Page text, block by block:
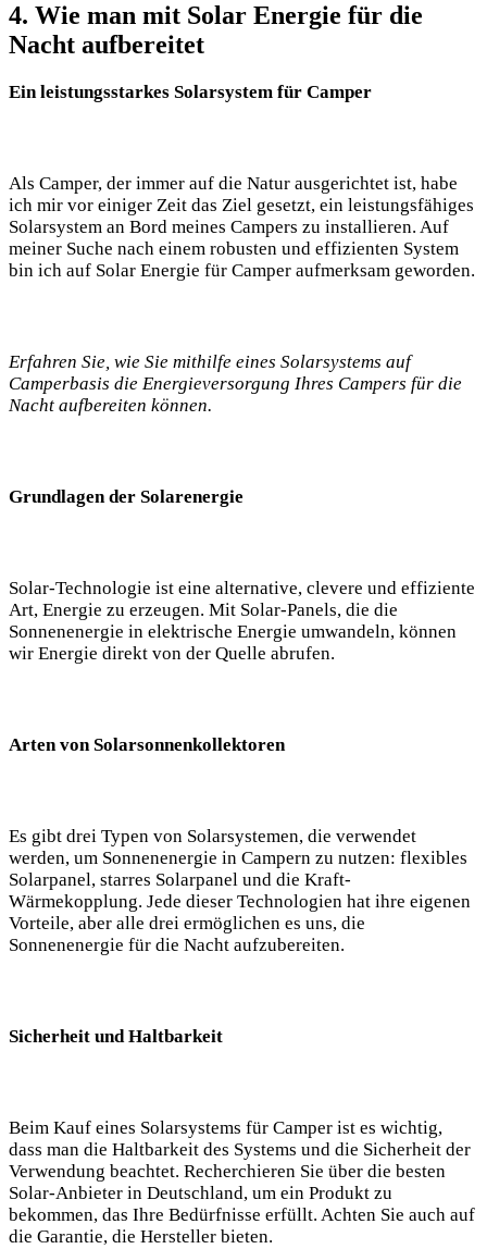
4. Wie man mit Solar Energie⁤ für ‌die
Nacht aufbereitet
Ein⁤ leistungsstarkes⁣ Solarsystem‍ für Camper
Als Camper, der immer ‌auf ⁣die Natur ausgerichtet​ ist, habe
‌ich mir ⁤vor​ einiger ​Zeit das Ziel ⁤gesetzt,⁣ ein leistungsfähiges
Solarsystem an Bord‌ meines ⁤Campers zu ⁤installieren. Auf
meiner Suche⁤ nach⁢ einem ⁤robusten ⁢und effizienten System
⁤bin ich auf Solar Energie für Camper aufmerksam geworden.
Erfahren Sie, wie ⁣Sie ⁢mithilfe eines Solarsystems⁤ auf
Camperbasis ‌die Energieversorgung Ihres Campers für die
Nacht aufbereiten können.
Grundlagen der Solarenergie
Solar-Technologie‍ ist ‍eine alternative, clevere ​und effiziente
Art, Energie ​zu erzeugen. Mit Solar-Panels, die die
Sonnenenergie ⁢in elektrische Energie umwandeln, können
⁤wir Energie direkt⁤ von ‌der Quelle ​abrufen.
Arten⁤ von ⁢Solarsonnenkollektoren
Es gibt drei Typen von Solarsystemen, die ⁢verwendet
werden, um ‍Sonnenenergie in ‌Campern zu nutzen: flexibles
⁣Solarpanel, ‍starres Solarpanel und die⁤ Kraft-
Wärmekopplung. ⁤Jede dieser Technologien hat ihre eigenen
Vorteile, aber alle drei ​ermöglichen⁢ es uns, die
Sonnenenergie für ‌die⁣ Nacht aufzubereiten.
Sicherheit und‍ Haltbarkeit
Beim Kauf⁣ eines Solarsystems für Camper ist ​es wichtig,
dass man die Haltbarkeit des⁣ Systems und die Sicherheit der
Verwendung beachtet. Recherchieren Sie⁤ über​ die besten⁣
Solar-Anbieter in ‌Deutschland,⁤ um ein Produkt zu
bekommen, das Ihre Bedürfnisse erfüllt.⁤ Achten​ Sie ‍auch ⁣auf⁢
die Garantie, die‍ Hersteller bieten.